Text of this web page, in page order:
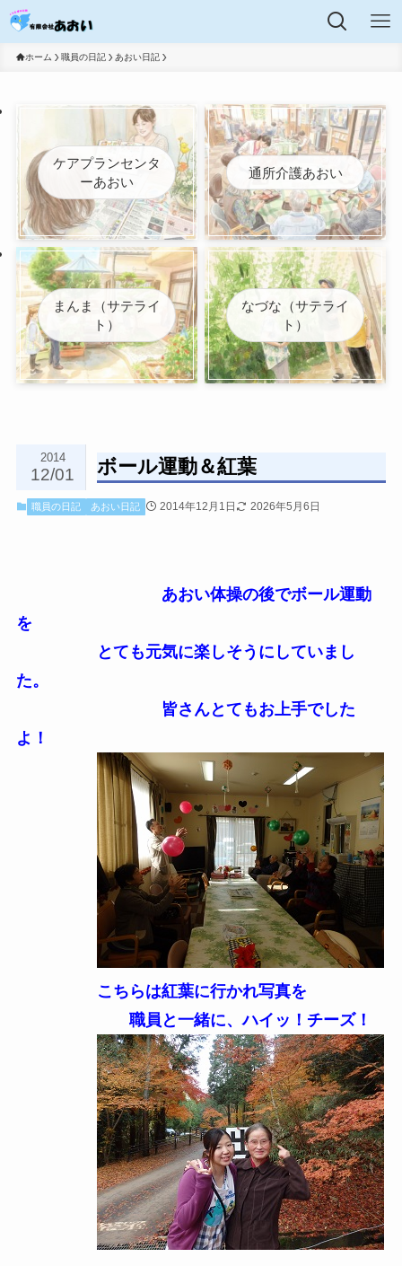
ホーム 職員の日記 あおい日記
ケアプランセンタ
ーあおい
通所介護あおい
まんま（サテライ
ト）
なづな（サテライ
ト）
ボール運動＆紅葉
2014
12/01
職員の日記 あおい日記 2014年12月1日 2026年5月6日
あおい体操の後でボール運動
を
とても元気に楽しそうにしていまし
た。
皆さんとてもお上手でした
よ！
こちらは紅葉に行かれ写真を
職員と一緒に、ハイッ！チーズ！